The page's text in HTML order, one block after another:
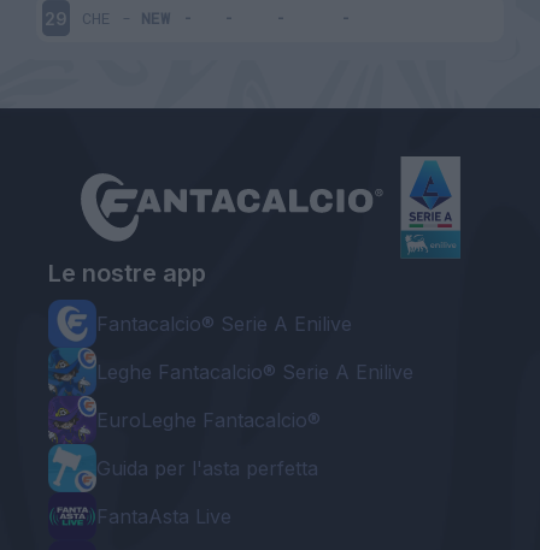
29 CHE - NEW
Le nostre app
Fantacalcio® Serie A Enilive
Leghe Fantacalcio® Serie A Enilive
EuroLeghe Fantacalcio®
Guida per l'asta perfetta
FantaAsta Live